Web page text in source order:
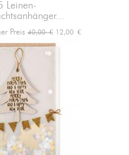
Leinen-
Preis Verkaufspreis
40,00 € Preis
12,00 €